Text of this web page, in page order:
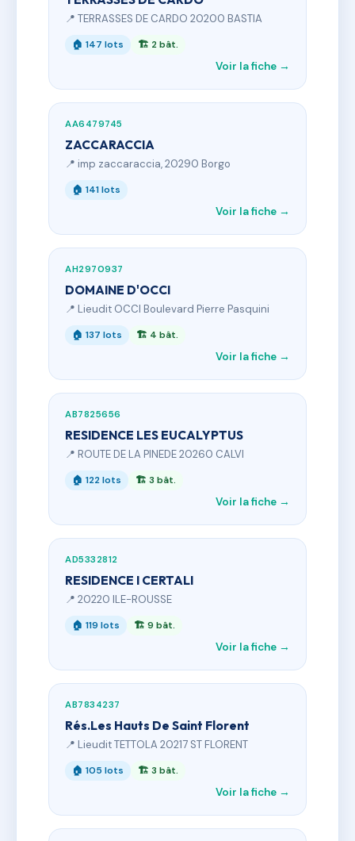
📍 TERRASSES DE CARDO 20200 BASTIA
🏠 147 lots 🏗 2 bât.
Voir la fiche →
AA6479745
ZACCARACCIA
📍 imp zaccaraccia, 20290 Borgo
🏠 141 lots
Voir la fiche →
AH2970937
DOMAINE D'OCCI
📍 Lieudit OCCI Boulevard Pierre Pasquini
🏠 137 lots 🏗 4 bât.
Voir la fiche →
AB7825656
RESIDENCE LES EUCALYPTUS
📍 ROUTE DE LA PINEDE 20260 CALVI
🏠 122 lots 🏗 3 bât.
Voir la fiche →
AD5332812
RESIDENCE I CERTALI
📍 20220 ILE-ROUSSE
🏠 119 lots 🏗 9 bât.
Voir la fiche →
AB7834237
Rés.Les Hauts De Saint Florent
📍 Lieudit TETTOLA 20217 ST FLORENT
🏠 105 lots 🏗 3 bât.
Voir la fiche →